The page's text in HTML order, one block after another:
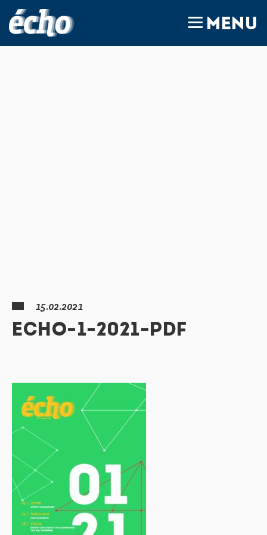
MENU
15.02.2021
ECHO-1-2021-PDF